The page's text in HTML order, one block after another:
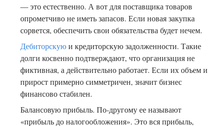
— это естественно. А вот для поставщика товаров
опрометчиво не иметь запасов. Если новая закупка
сорвется, обеспечить свои обязательства будет нечем.
Дебиторскуюи кредиторскую задолженности. Такие
долги косвенно подтверждают, что организация не
фиктивная, а действительно работает. Если их объем и
прирост примерно симметричен, значит бизнес
финансово стабилен.
Балансовую прибыль. По-другому ее называют
«прибыль до налогообложения». Это вся прибыль,